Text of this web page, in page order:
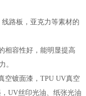
路板，亚克力等素材的
容性好，能明显提高
。
镀面漆，TPU UV真空
UV丝印光油、纸张光油